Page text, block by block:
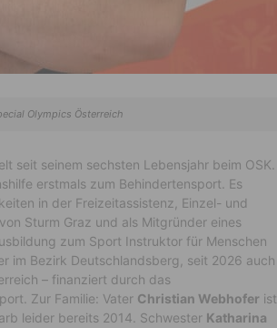
Olympics Österreich
seit seinem sechsten Lebensjahr beim OSK.
erstmals zum Behindertensport. Es
in der Freizeitassistenz, Einzel- und
Sturm Graz und als Mitgründer eines
zum Sport Instruktor für Menschen
im Bezirk Deutschlandsberg, seit 2026 auch
– finanziert durch das
Zur Familie: Vater Christian Webhofer ist
leider bereits 2014. Schwester Katharina